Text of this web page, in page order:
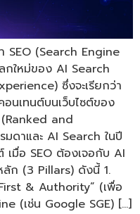
SEO (Search Engine
กใหม่ของ AI Search
ซึ่งจะเรียกว่า
นเทนต์บนเว็บไซต์ของ
and
ดาและ AI Search ในปี
มื่อ SEO ต้องเจอกับ AI
ลัก (3 Pillars) ดังนี้ 1.
& Authority” (เพื่อ
(เช่น Google SGE) […]